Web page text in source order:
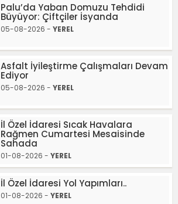
Palu’da Yaban Domuzu Tehdidi
Büyüyor: Çiftçiler İsyanda
05-08-2026 - YEREL
Asfalt İyileştirme Çalışmaları Devam
Ediyor
05-08-2026 - YEREL
İl Özel İdaresi Sıcak Havalara
Rağmen Cumartesi Mesaisinde
Sahada
01-08-2026 - YEREL
İl Özel İdaresi Yol Yapımları..
01-08-2026 - YEREL